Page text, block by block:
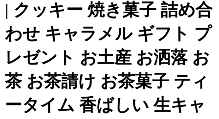
| クッキー 焼き菓子 詰め合
わせ キャラメル ギフト プ
レゼント お土産 お洒落 お
茶 お茶請け お茶菓子 ティ
ータイム 香ばしい 生キャ